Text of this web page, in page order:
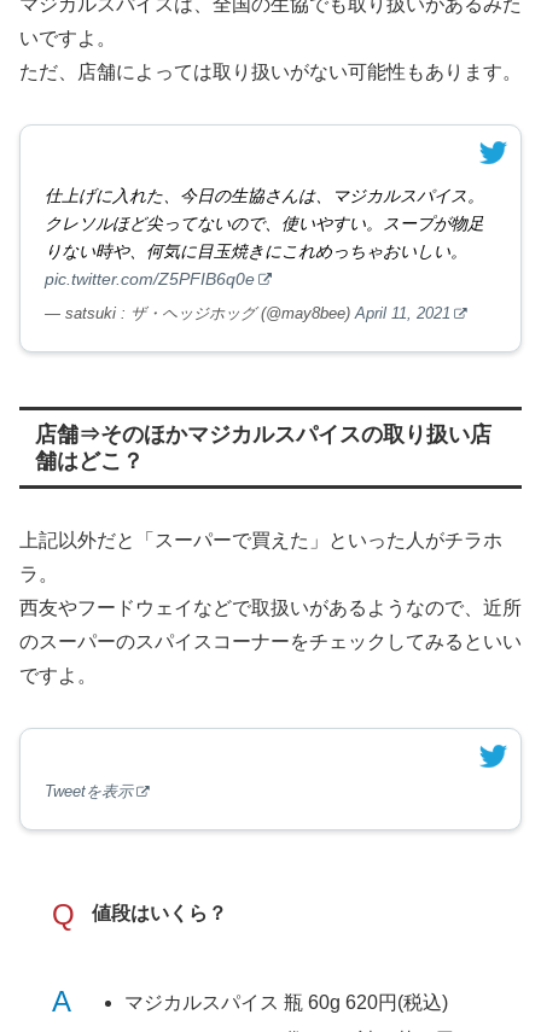
マジカルスパイスは、全国の生協でも取り扱いがあるみた
いですよ。
ただ、店舗によっては取り扱いがない可能性もあります。
仕上げに入れた、今日の生協さんは、マジカルスパイス。
クレソルほど尖ってないので、使いやすい。スープが物足
りない時や、何気に目玉焼きにこれめっちゃおいしい。
pic.twitter.com/Z5PFIB6q0e
— satsuki : ザ・ヘッジホッグ (@may8bee)April 11, 2021
店舗⇒そのほかマジカルスパイスの取り扱い店
舗はどこ？
上記以外だと「スーパーで買えた」といった人がチラホ
ラ。
西友やフードウェイなどで取扱いがあるようなので、近所
のスーパーのスパイスコーナーをチェックしてみるといい
ですよ。
Tweetを表示
Q 値段はいくら？
A
マジカルスパイス 瓶 60g 620円(税込)